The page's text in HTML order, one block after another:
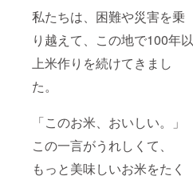
私たちは、困難や災害を乗
り越えて、この地で100年以
上米作りを続けてきまし
た。
「このお米、おいしい。」
この一言がうれしくて、
もっと美味しいお米をたく